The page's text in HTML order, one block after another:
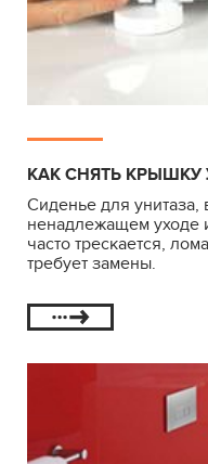
КАК СНЯТЬ КРЫШКУ
Сиденье для
ненадлежащем уходе
часто трескается,
требует замены.